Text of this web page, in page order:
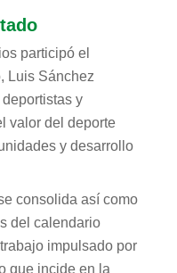
participó el
Luis Sánchez
y
valor del deporte
y desarrollo
consolida así como
del calendario
impulsado por
que incide en la